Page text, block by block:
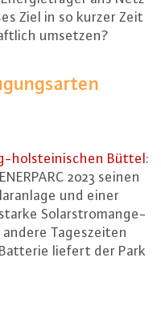
Ziel in so kurzer Zeit
umsetzen?
hol­stei­ni­schen Büttel:
2023 seinen
und einer
So­lar­strom­an­ge­
Ta­ges­zei­ten
liefert der Park